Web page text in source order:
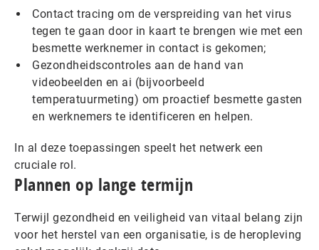
Contact tracing om de verspreiding van het virus
tegen te gaan door in kaart te brengen wie met een
besmette werknemer in contact is gekomen;
Gezondheidscontroles aan de hand van
videobeelden en ai (bijvoorbeeld
temperatuurmeting) om proactief besmette gasten
en werknemers te identificeren en helpen.
In al deze toepassingen speelt het netwerk een
cruciale rol.
Plannen op lange termijn
Terwijl gezondheid en veiligheid van vitaal belang zijn
voor het herstel van een organisatie, is de heropleving